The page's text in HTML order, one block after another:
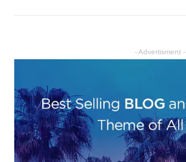
- Advertisment -